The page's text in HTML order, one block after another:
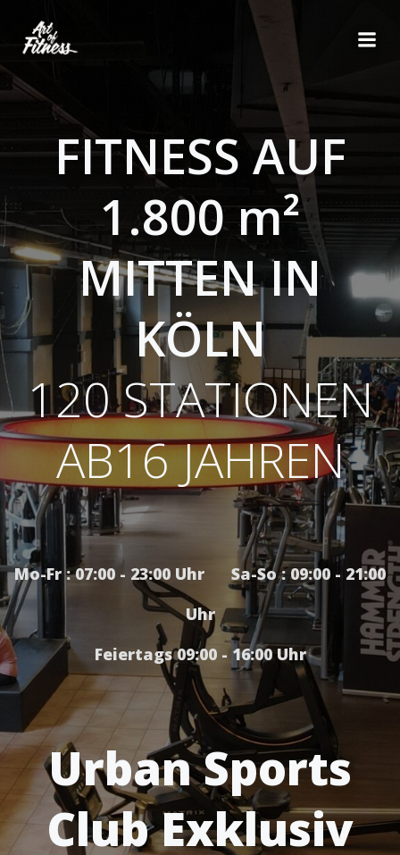
FITNESS AUF
1.800 m²
MITTEN IN
KÖLN
120 STATIONEN
AB16 JAHREN
Mo-Fr : 07:00 - 23:00 Uhr Sa-So : 09:00 - 21:00
Uhr
Feiertags 09:00 - 16:00 Uhr
Urban Sports
Club Exklusiv